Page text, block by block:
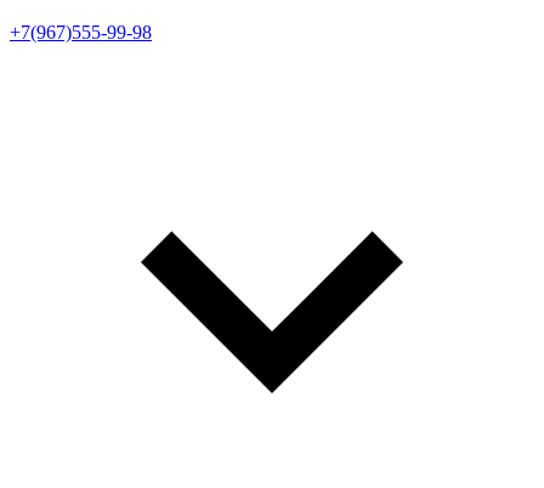
+7(967)555-99-98